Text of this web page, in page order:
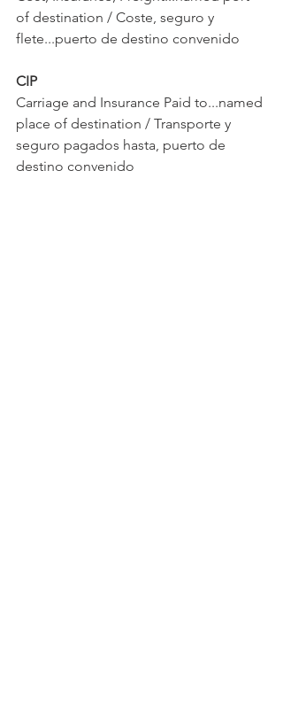
of destination / Coste, seguro y
flete...puerto de destino convenido
CIP
Carriage and Insurance Paid to...named
place of destination / Transporte y
seguro pagados hasta, puerto de
destino convenido